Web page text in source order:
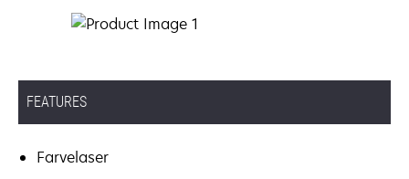
FEATURES
Farvelaser